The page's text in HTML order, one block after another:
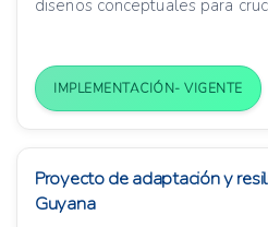
diseños conceptuales para
IMPLEMENTACIÓN- VIGENTE
Proyecto de adaptación y
Guyana